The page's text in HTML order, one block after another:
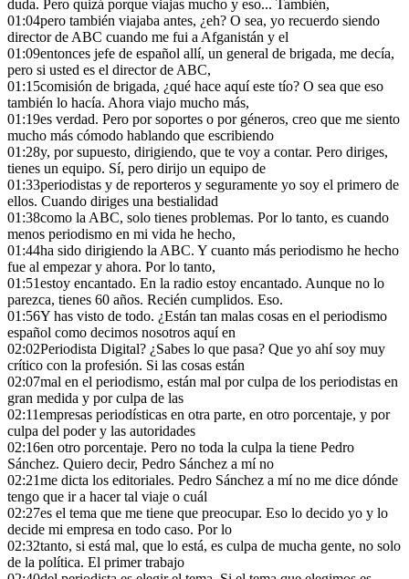
duda. Pero quizá porque viajas mucho y eso... También,
01:04pero también viajaba antes, ¿eh? O sea, yo recuerdo siendo
director de ABC cuando me fui a Afganistán y el
01:09entonces jefe de español allí, un general de brigada, me decía,
pero si usted es el director de ABC,
01:15comisión de brigada, ¿qué hace aquí este tío? O sea que eso
también lo hacía. Ahora viajo mucho más,
01:19es verdad. Pero por soportes o por géneros, creo que me siento
mucho más cómodo hablando que escribiendo
01:28y, por supuesto, dirigiendo, que te voy a contar. Pero diriges,
tienes un equipo. Sí, pero dirijo un equipo de
01:33periodistas y de reporteros y seguramente yo soy el primero de
ellos. Cuando diriges una bestialidad
01:38como la ABC, solo tienes problemas. Por lo tanto, es cuando
menos periodismo en mi vida he hecho,
01:44ha sido dirigiendo la ABC. Y cuanto más periodismo he hecho
fue al empezar y ahora. Por lo tanto,
01:51estoy encantado. En la radio estoy encantado. Aunque no lo
parezca, tienes 60 años. Recién cumplidos. Eso.
01:56Y has visto de todo. ¿Están tan malas cosas en el periodismo
español como decimos nosotros aquí en
02:02Periodista Digital? ¿Sabes lo que pasa? Que yo ahí soy muy
crítico con la profesión. Si las cosas están
02:07mal en el periodismo, están mal por culpa de los periodistas en
gran medida y por culpa de las
02:11empresas periodísticas en otra parte, en otro porcentaje, y por
culpa del poder y las autoridades
02:16en otro porcentaje. Pero no toda la culpa la tiene Pedro
Sánchez. Quiero decir, Pedro Sánchez a mí no
02:21me dicta los editoriales. Pedro Sánchez a mí no me dice dónde
tengo que ir a hacer tal viaje o cuál
02:27es el tema que me tiene que preocupar. Eso lo decido yo y lo
decide mi empresa en todo caso. Por lo
02:32tanto, si está mal, que lo está, es culpa de mucha gente, no solo
de la política. El primer trabajo